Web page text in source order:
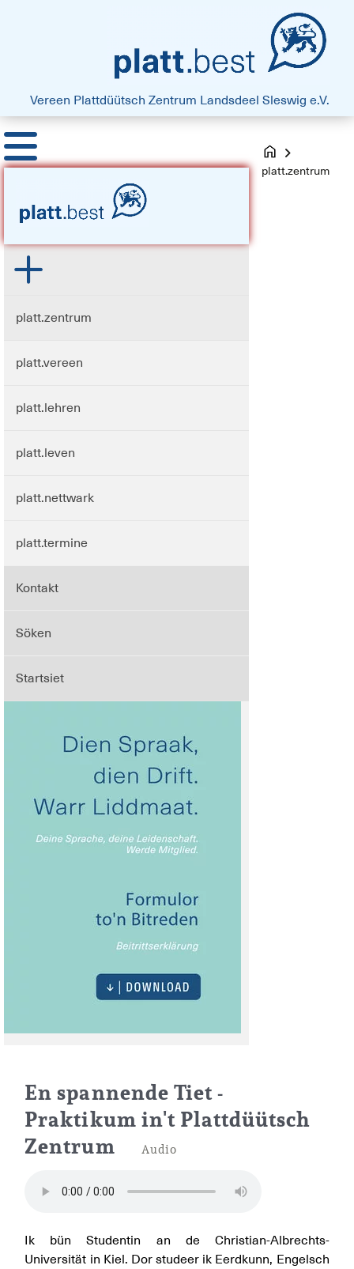
platt.best - Drift vun Harten
Vereen Plattdüütsch Zentrum Landsdeel Sleswig e.V.
platt.zentrum
platt.vereen
platt.lehren
platt.leven
platt.nettwark
platt.termine
Kontakt
Söken
Startsiet
platt.zentrum
Praktikum im Zentrum für
En spannende Tiet -
Praktikum in't Plattdüütsch
Zentrum
Audio
Ik bün Studentin an de Christian-Albrechts-
Universität in Kiel. Dor studeer ik Eerdkunn, Engelsch